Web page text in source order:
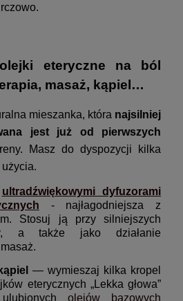
eteryczne na ból
masaż, kąpiel…
mieszanka, która najsilniej
jest już od pierwszych
Masz do dyspozycji kilka
ultradźwiękowymi dyfuzorami
- najłagodniejsza z
Stosuj ją przy silniejszych
a także jako działanie
— wymieszaj kilka kropel
eterycznych „Lekka głowa”
olejów bazowych